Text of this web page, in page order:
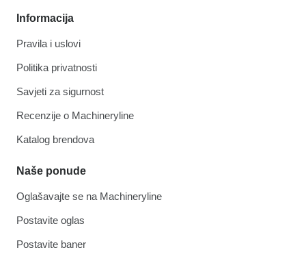
Informacija
Pravila i uslovi
Politika privatnosti
Savjeti za sigurnost
Recenzije o Machineryline
Katalog brendova
Naše ponude
Oglašavajte se na Machineryline
Postavite oglas
Postavite baner